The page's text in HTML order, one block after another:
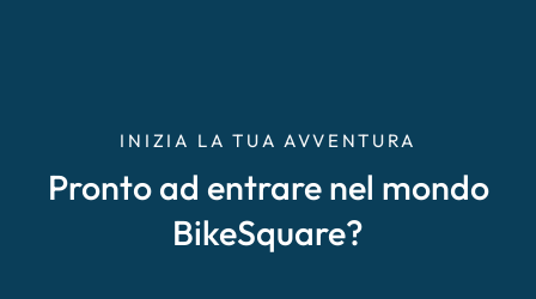
INIZIA LA TUA AVVENTURA
Pronto ad entrare nel mondo
BikeSquare?